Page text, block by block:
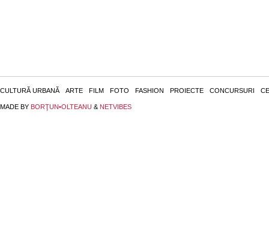
CULTURĂ URBANĂ ARTE FILM FOTO FASHION PROIECTE CONCURSURI
MADE BY BORŢUN•OLTEANU & NETVIBES